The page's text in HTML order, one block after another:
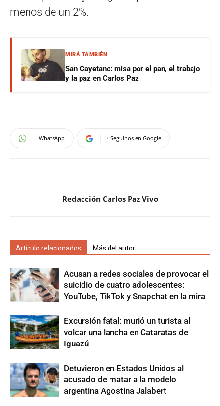
menos de un 2%.
MIRÁ TAMBIÉN
San Cayetano: misa por el pan, el trabajo
y la paz en Carlos Paz
WhatsApp + Seguinos en Google
Redacción Carlos Paz Vivo
Artículo relacionados Más del autor
Acusan a redes sociales de provocar el
suicidio de cuatro adolescentes:
YouTube, TikTok y Snapchat en la mira
Excursión fatal: murió un turista al
volcar una lancha en Cataratas de
Iguazú
Detuvieron en Estados Unidos al
acusado de matar a la modelo
argentina Agostina Jalabert